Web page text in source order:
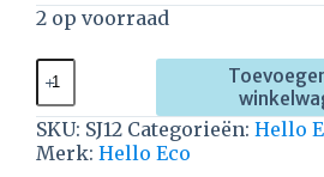
2 op voorraad
SKU: SJ12 Categorieën: Hello
Merk: Hello Eco